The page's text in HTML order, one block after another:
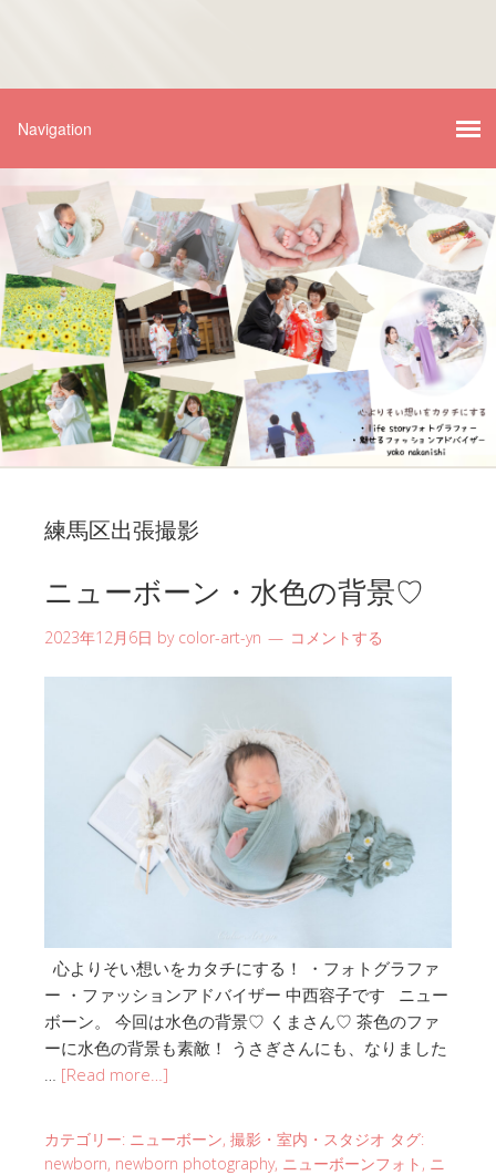
練馬区出張撮影
ニューボーン・水色の背景♡
2023年12月6日 by color-art-yn コメントする
心よりそい想いをカタチにする！ ・フォトグラファ
ー ・ファッションアドバイザー 中西容子です ニュー
ボーン。 今回は水色の背景♡ くまさん♡ 茶色のファ
ーに水色の背景も素敵！ うさぎさんにも、なりました
[Read more…]
カテゴリー: ニューボーン, 撮影・室内・スタジオ タグ:
newborn, newborn photography, ニューボーンフォト , ニ